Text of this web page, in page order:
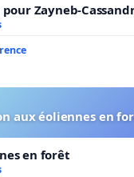
Zayneb-
aux éoliennes en
en forêt